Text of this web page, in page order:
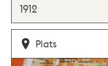
1912
Plats